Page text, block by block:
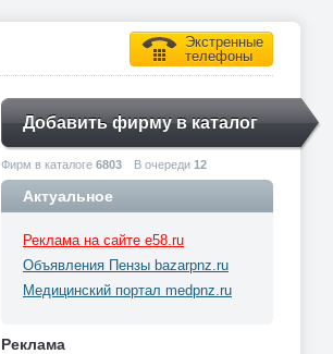
Экстренные
телефоны
Добавить фирму в каталог
Фирм в каталоге 6803 В очереди 12
Актуальное
Реклама на сайте e58.ru
Объявления Пензы bazarpnz.ru
Медицинский портал medpnz.ru
Реклама